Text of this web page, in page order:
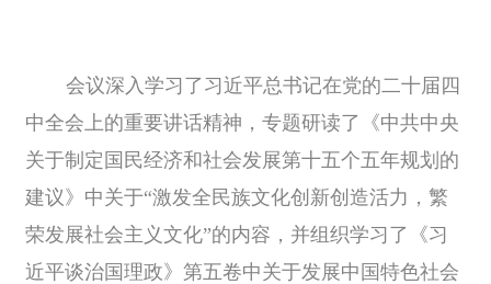
会议深入学习了习近平总书记在党的二十届四
中全会上的重要讲话精神，专题研读了《中共中央
关于制定国民经济和社会发展第十五个五年规划的
建议》中关于“激发全民族文化创新创造活力，繁
荣发展社会主义文化”的内容，并组织学习了《习
近平谈治国理政》第五卷中关于发展中国特色社会